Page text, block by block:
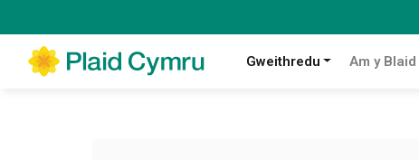
Gweithredu Am y Blaid